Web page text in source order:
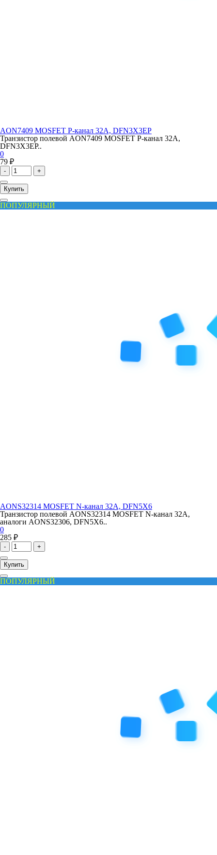
AON7409 MOSFET P-канал 32A, DFN3X3EP
Транзистор полевой AON7409 MOSFET P-канал 32A,
DFN3X3EP..
0
79 ₽
- +
Купить
ПОПУЛЯРНЫЙ
AONS32314 MOSFET N-канал 32A, DFN5X6
Транзистор полевой AONS32314 MOSFET N-канал 32A,
аналоги AONS32306, DFN5X6..
0
285 ₽
- +
Купить
ПОПУЛЯРНЫЙ